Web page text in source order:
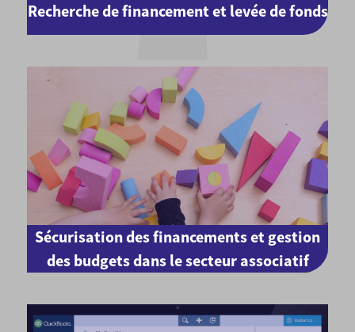
Recherche de financement et levée de fonds
Sécurisation des financements et gestion
des budgets dans le secteur associatif